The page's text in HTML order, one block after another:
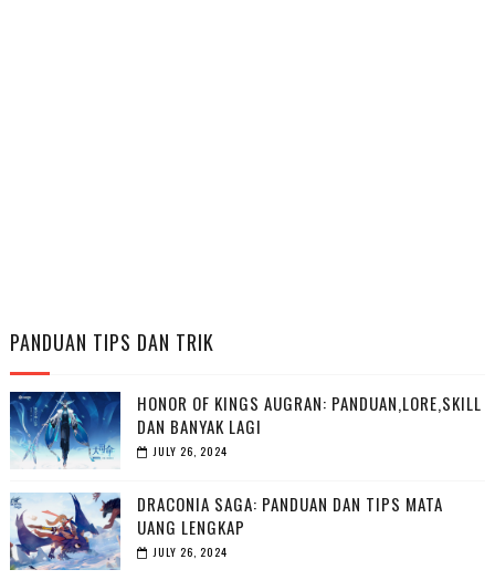
PANDUAN TIPS DAN TRIK
HONOR OF KINGS AUGRAN: PANDUAN,LORE,SKILL
DAN BANYAK LAGI
JULY 26, 2024
DRACONIA SAGA: PANDUAN DAN TIPS MATA
UANG LENGKAP
JULY 26, 2024